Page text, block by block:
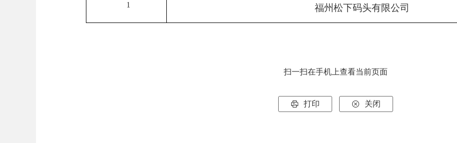
1 福州松下码头有限公司
扫一扫在手机上查看当前页面
 打印  关闭